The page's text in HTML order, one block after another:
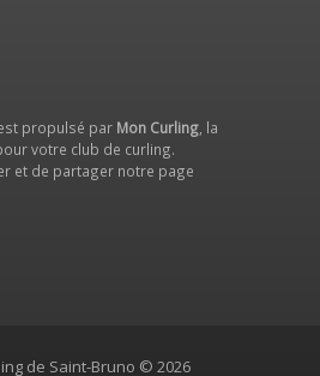
propulsé par Mon Curling, la
votre club de curling.
et de partager notre page
de Saint-Bruno © 2026